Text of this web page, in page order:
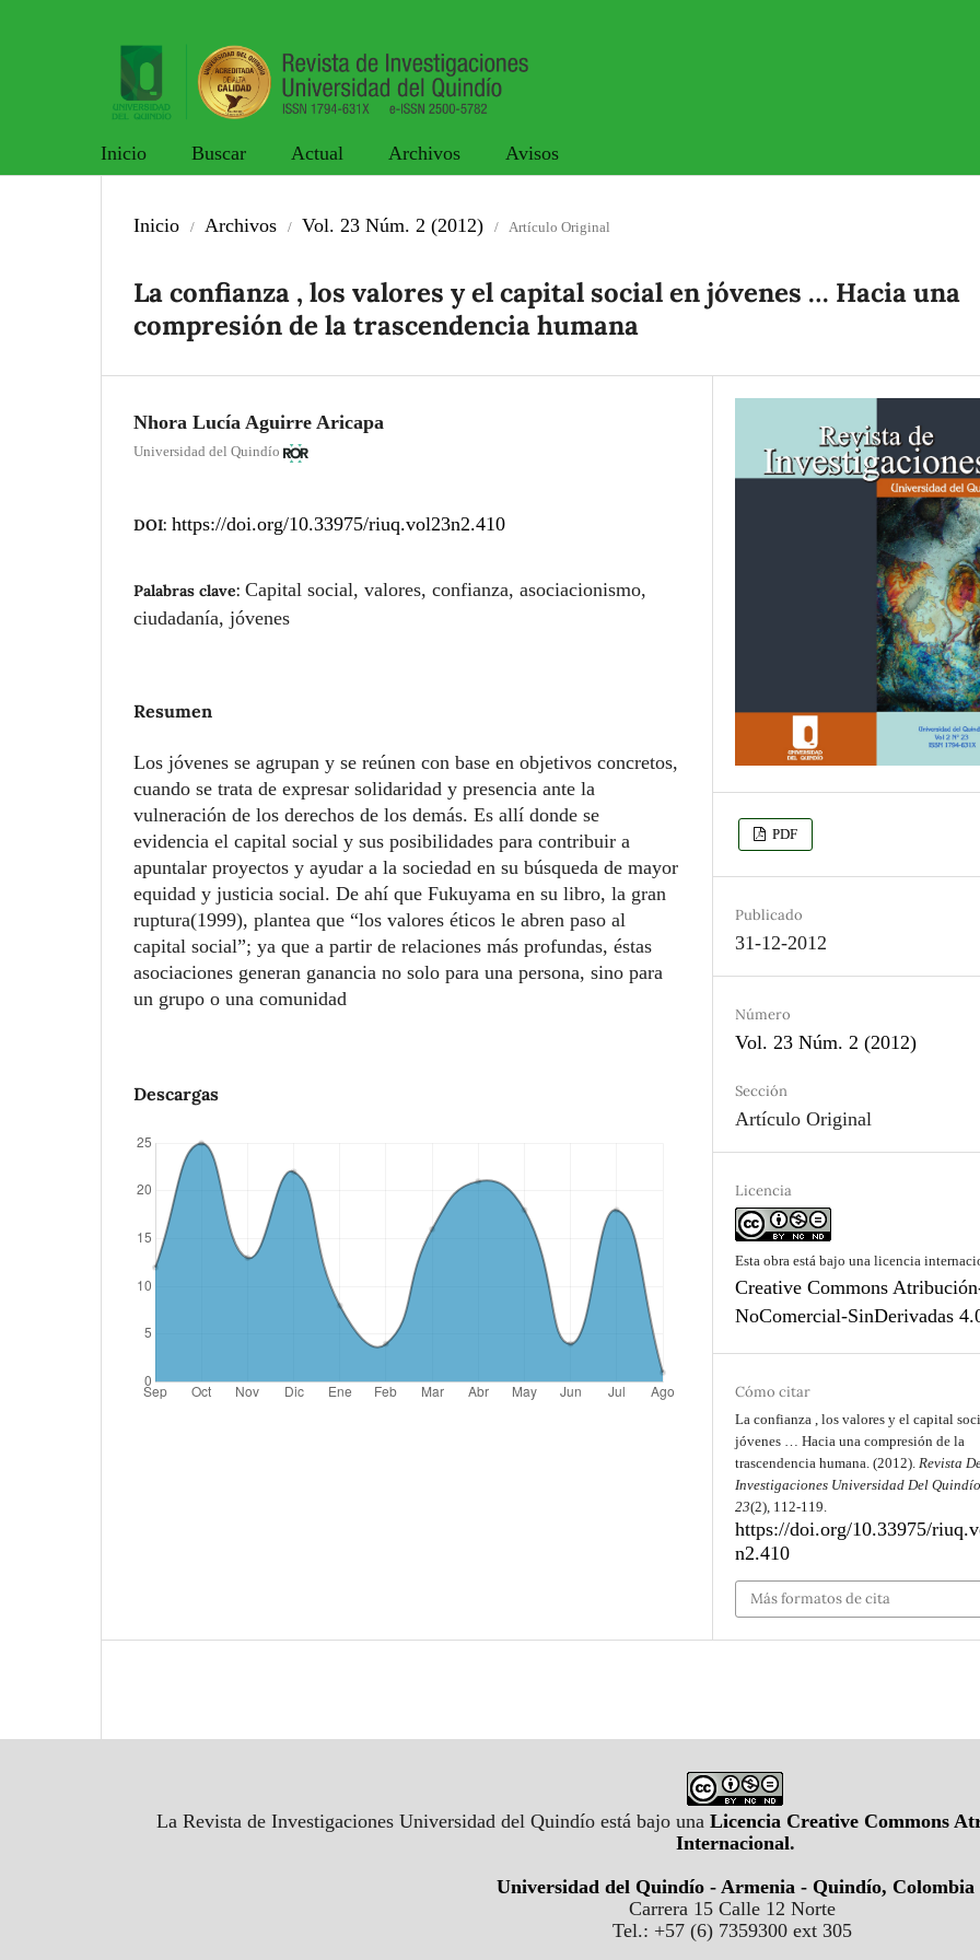
Inicio Buscar Actual Archivos Avisos
Inicio / Archivos / Vol. 23 Núm. 2 (2012) / Artículo Original
La confianza , los valores y el capital social en jóvenes … Hacia una
compresión de la trascendencia humana
Nhora Lucía Aguirre Aricapa
Universidad del Quindío
DOI: https://doi.org/10.33975/riuq.vol23n2.410
Palabras clave: Capital social, valores, confianza, asociacionismo,
ciudadanía, jóvenes
Resumen
Los jóvenes se agrupan y se reúnen con base en objetivos concretos,
cuando se trata de expresar solidaridad y presencia ante la
vulneración de los derechos de los demás. Es allí donde se
evidencia el capital social y sus posibilidades para contribuir a
apuntalar proyectos y ayudar a la sociedad en su búsqueda de mayor
equidad y justicia social. De ahí que Fukuyama en su libro, la gran
ruptura(1999), plantea que “los valores éticos le abren paso al
capital social”; ya que a partir de relaciones más profundas, éstas
asociaciones generan ganancia no solo para una persona, sino para
un grupo o una comunidad
Descargas
PDF
Publicado
31-12-2012
Número
Vol. 23 Núm. 2 (2012)
Sección
Artículo Original
Licencia
Esta obra está bajo una licencia
Creative Commons
NoComercial-SinDerivadas
Cómo citar
La confianza , los valores y el capital
jóvenes … Hacia una compresión de la
trascendencia humana. (2012). Revista
Investigaciones Universidad Del Quindío
23(2), 112-119.
https://doi.org/10.33975/
n2.410
Más formatos de cita
La Revista de Investigaciones Universidad del Quindío está bajo una Licencia Creative Commons
Internacional.
Universidad del Quindío - Armenia - Quindío, Colombia
Carrera 15 Calle 12 Norte
Tel.: +57 (6) 7359300 ext 305